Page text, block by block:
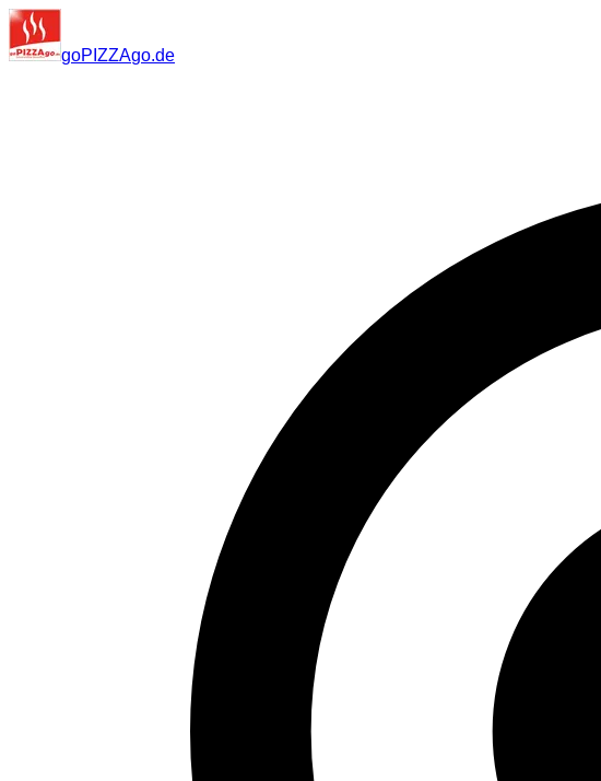
goPIZZAgo.de